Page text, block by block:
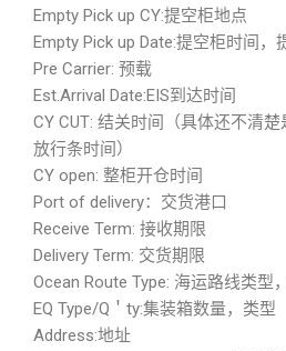
Empty Pick up CY:提空柜地点
Empty Pick up Date:提空柜时间，
Pre Carrier: 预载
Est.Arrival Date:EIS到达时间
CY CUT: 结关时间（具体还不清
放行条时间）
CY open: 整柜开仓时间
Port of delivery：交货港口
Receive Term: 接收期限
Delivery Term: 交货期限
Ocean Route Type: 海运路线类型
EQ Type/Q＇ty:集装箱数量，类
Address:地址